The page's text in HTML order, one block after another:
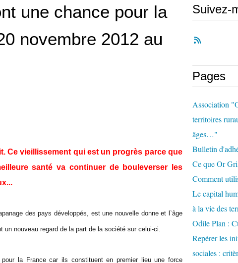
une chance pour la
novembre 2012 au
Ce vieillissement qui est un progrès parce que
santé va continuer de bouleverser les
des pays développés, est une nouvelle donne et l`âge
nouveau regard de la part de la société sur celui-ci.
la France car ils constituent en premier lieu une force
Suivez-
Pages
Association
territoires
âges…"
Bulletin
Ce que Or
Comment
Le capital
à la vie des
Odile Plan :
Repérer les
sociales :